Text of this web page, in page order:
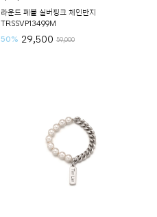
라운드 페블 실버핑크 체인반지
TRSSVP13499M
50% 29,500 59,000